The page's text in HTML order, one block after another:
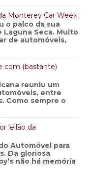
Monterey Car Week
o palco da sua
Laguna Seca. Muito
de automóveis,
com (bastante)
reuniu um
entre
Como sempre o
leilão da
Automóvel para
Da gloriosa
não há memória